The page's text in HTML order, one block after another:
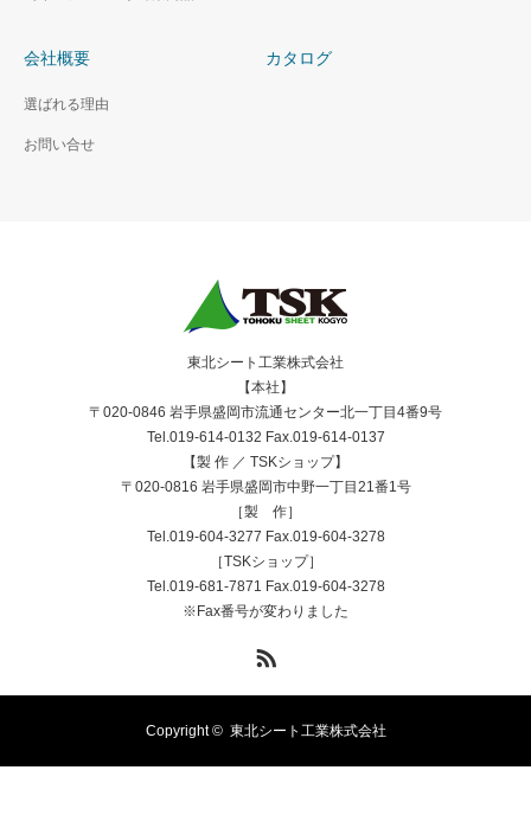
会社概要
選ばれる理由
お問い合せ
カタログ
東北シート工業株式会社
【本社】
〒020-0846 岩手県盛岡市流通センター北一丁目4番9号
Tel.019-614-0132 Fax.019-614-0137
【製 作 ／ TSKショップ】
〒020-0816 岩手県盛岡市中野一丁目21番1号
［製 作］
Tel.019-604-3277 Fax.019-604-3278
［TSKショップ］
Tel.019-681-7871 Fax.019-604-3278
※Fax番号が変わりました
Copyright © 東北シート工業株式会社